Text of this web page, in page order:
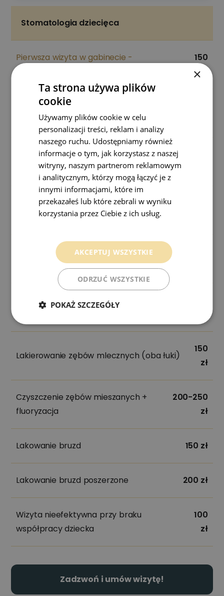
Stomatologia dziecięca
Pierwsza wizyta w gabinecie -
150
zł
Wizyta kontrolna po 3/6 miesiącach
Wypełnienie zęba mlecznego (białe lub
kolorowe)
200-300
Opatrunek w zębie mlecznym
Ekstrakcja zęba mlecznego
Dewitalizacja miazgi w zębie mlecznym
Lakierowanie zębów mlecznych (oba łuki)
150
zł
Czyszczenie zębów mieszanych +
fluoryzacja
200-250
zł
Lakowanie bruzd 150 zł
Lakowanie bruzd poszerzone 200 zł
Wizyta nieefektywna przy braku
współpracy dziecka
100
zł
Zadzwoń i umów wizytę!
×
Ta strona używa plików
cookie
Używamy plików cookie w celu
personalizacji treści, reklam i analizy
naszego ruchu. Udostępniamy również
informacje o tym, jak korzystasz z naszej
witryny, naszym partnerom reklamowym
i analitycznym, którzy mogą łączyć je z
innymi informacjami, które im
przekazałeś lub które zebrali w wyniku
korzystania przez Ciebie z ich usług.
AKCEPTUJ WSZYSTKIE
ODRZUĆ WSZYSTKIE
POKAŻ SZCZEGÓŁY